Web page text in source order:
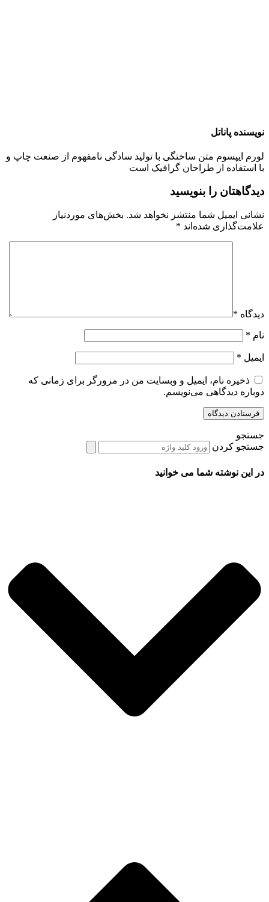
نویسنده پاناتل
لورم ایپسوم متن ساختگی با تولید سادگی نامفهوم از صنعت چاپ و
با استفاده از طراحان گرافیک است
دیدگاهتان را بنویسید
نشانی ایمیل شما منتشر نخواهد شد. بخش‌های موردنیاز
علامت‌گذاری شده‌اند *
دیدگاه *
نام *
ایمیل *
ذخیره نام، ایمیل و وبسایت من در مرورگر برای زمانی که
دوباره دیدگاهی می‌نویسم.
جستجو
جستجو کردن
در این نوشته شما می خوانید